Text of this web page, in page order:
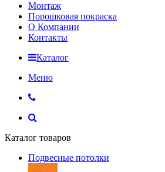
Монтаж
Порошковая покраска
О Компании
Контакты
Каталог
Меню
Каталог товаров
Подвесные потолки